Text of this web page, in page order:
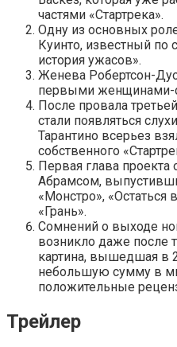
частями «Стартрека».
Одну из основных
Куинто, известный по
история ужасов».
Женева Робертсон-
первыми женщинами-
После провала
стали появляться
Тарантино всерьез
собственного
Первая глава
Абрамсом,
«Монстро»,
«Грань».
Сомнений о выходе
возникло даже после
картина, вышедшая в
небольшую сумму в
положительные
Трейлер